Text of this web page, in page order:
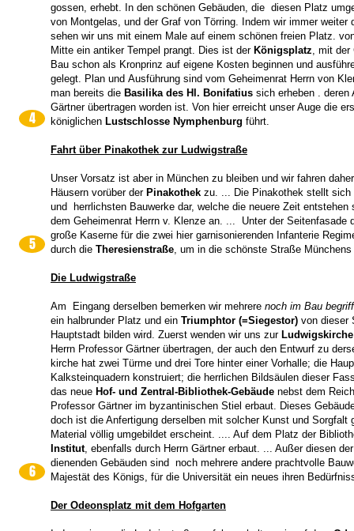
gossen, erhebt. In den schönen Gebäuden, die diesen Platz
von Montgelas, und der Graf von Törring. Indem wir immer weiter
sehen wir uns mit einem Male auf einem schönen freien Platz.
Mitte ein antiker Tempel prangt. Dies ist der Königsplatz, mit der
Bau schon als Kronprinz auf eigene Kosten beginnen und
gelegt. Plan und Ausführung sind vom Geheimenrat Herrn von
man bereits die Basilika des Hl. Bonifatius sich erheben . deren
Gärtner übertragen worden ist. Von hier erreicht unser Auge die
königlichen Lustschlosse Nymphenburg führt.
Fahrt über Pinakothek zur Ludwigstraße
Unser Vorsatz ist aber in München zu bleiben und wir fahren
Häusern vorüber der Pinakothek zu. ... Die Pinakothek stellt
und herrlichsten Bauwerke dar, welche die neuere Zeit entstehen
dem Geheimenrat Herrn v. Klenze an. ... Unter der Seitenfasade
große Kaserne für die zwei hier garnisonierenden Infanterie
durch die Theresienstraße, um in die schönste Straße
Die Ludwigstraße
Am Eingang derselben bemerken wir mehrere noch im Bau
ein halbrunder Platz und ein Triumphtor (=Siegestor) von dieser
Hauptstadt bilden wird. Zuerst wenden wir uns zur Ludwigskirche
Herrn Professor Gärtner übertragen, der auch den Entwurf zu
kirche hat zwei Türme und drei Tore hinter einer Vorhalle; die
Kalksteinquadern konstruiert; die herrlichen Bildsäulen dieser
das neue Hof- und Zentral-Bibliothek-Gebäude nebst dem
Professor Gärtner im byzantinischen Stiel erbaut. Dieses
doch ist die Anfertigung derselben mit solcher Kunst und
Material völlig umgebildet erscheint. .... Auf dem Platz der
Institut, ebenfalls durch Herrn Gärtner erbaut. ... Außer diesen
dienenden Gebäuden sind noch mehrere andere prachtvolle
Majestät des Königs, für die Universität ein neues ihren
Der Odeonsplatz mit dem Hofgarten
4
5
6